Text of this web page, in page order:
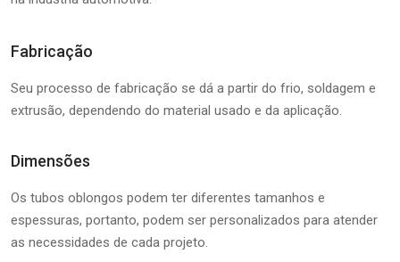
Fabricação
Seu processo de fabricação se dá a partir do frio, soldagem e
extrusão, dependendo do material usado e da aplicação.
Dimensões
Os tubos oblongos podem ter diferentes tamanhos e
espessuras, portanto, podem ser personalizados para atender
as necessidades de cada projeto.